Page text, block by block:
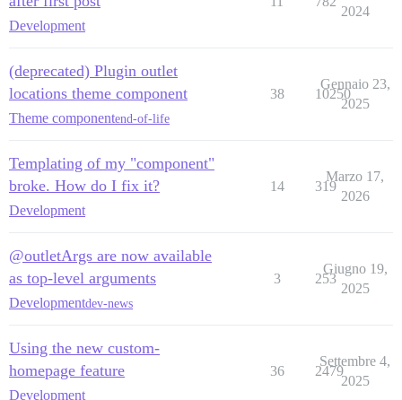
Development
2024
(deprecated) Plugin outlet
locations theme component
Theme componentend-of-life
38 10250
Gennaio 23,
2025
Templating of my "component"
broke. How do I fix it?
Development
14 319
Marzo 17,
2026
@outletArgs are now available
as top-level arguments
Developmentdev-news
3 253
Giugno 19,
2025
Using the new custom-
homepage feature
Development
36 2479
Settembre 4,
2025